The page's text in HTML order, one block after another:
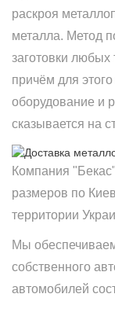
раскроя
металла. Метод
заготовки любых
причём для
оборудование и
сказывается на
Компания
размеров по
территории
Мы
собственного
автомобилей